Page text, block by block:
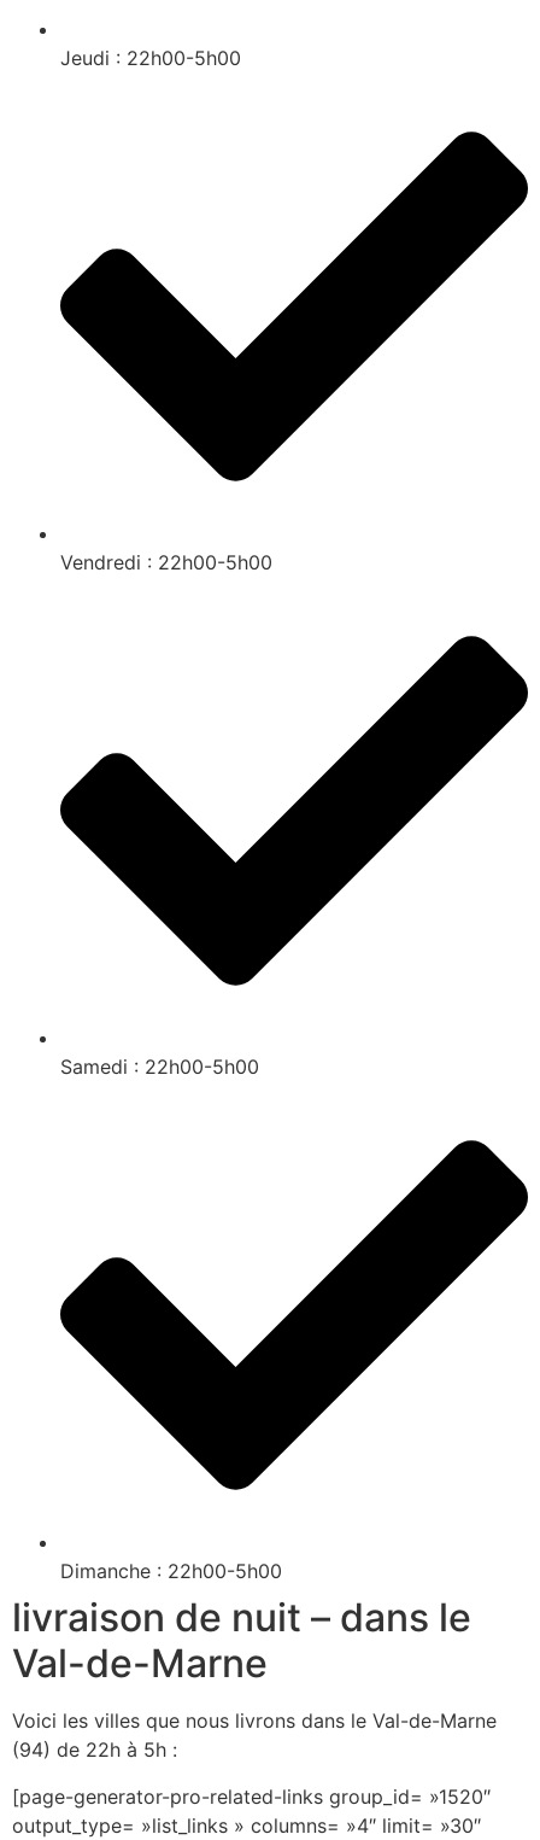
Jeudi : 22h00-5h00
Vendredi : 22h00-5h00
Samedi : 22h00-5h00
Dimanche : 22h00-5h00
livraison de nuit – dans le
Val-de-Marne
Voici les villes que nous livrons dans le Val-de-Marne
(94) de 22h à 5h :
[page-generator-pro-related-links group_id= »1520″
output_type= »list_links » columns= »4″ limit= »30″